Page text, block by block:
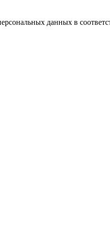
данных в